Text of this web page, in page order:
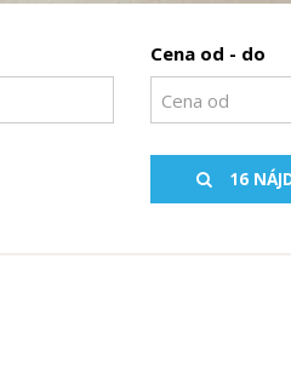
Cena od - do
16